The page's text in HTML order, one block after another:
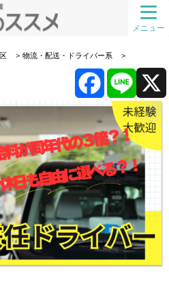
メニュー
物流・配送・ドライバー系
a
c
e
b
L
i
n
e